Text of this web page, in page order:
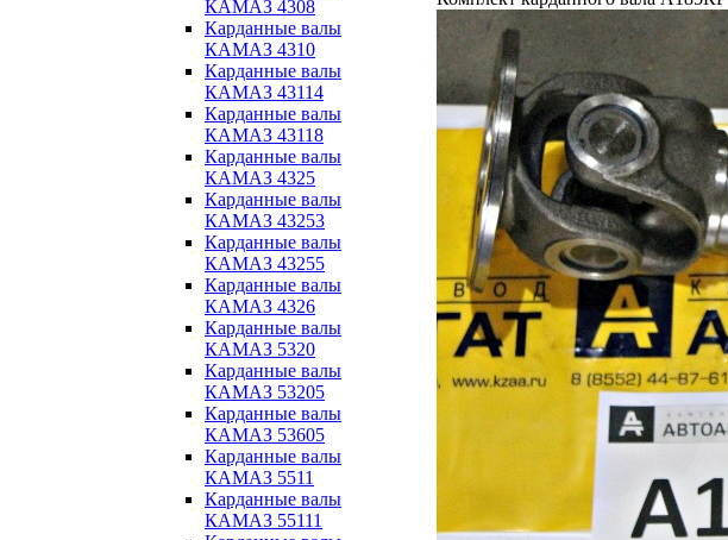
КАМАЗ 4308
Карданные валы
КАМАЗ 4310
Карданные валы
КАМАЗ 43114
Карданные валы
КАМАЗ 43118
Карданные валы
КАМАЗ 4325
Карданные валы
КАМАЗ 43253
Карданные валы
КАМАЗ 43255
Карданные валы
КАМАЗ 4326
Карданные валы
КАМАЗ 5320
Карданные валы
КАМАЗ 53205
Карданные валы
КАМАЗ 53605
Карданные валы
КАМАЗ 5511
Карданные валы
КАМАЗ 55111